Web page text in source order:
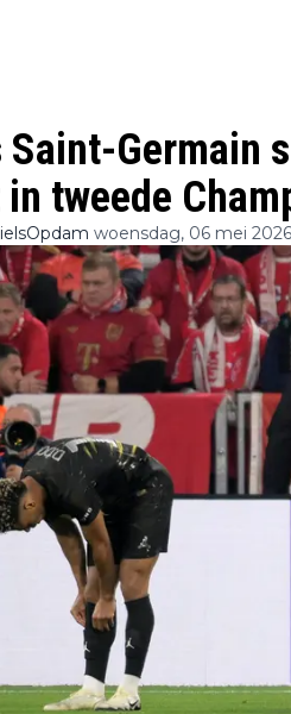
Saint-Germain
tweede
woensdag, 06 mei